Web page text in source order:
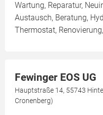
Wartung, Reparatur,
Austausch, Beratung,
Thermostat,
Fewinger EOS UG
Hauptstraße 14, 55743
Cronenberg)